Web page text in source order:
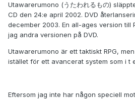
Utawarerumono (うたわれるもの)
CD den 24:e april 2002. DVD
december 2003. En all-ages version till
jag andra versionen på DVD.
Utawarerumono är ett taktiskt RPG,
istället för ett avancerat system som i t
Eftersom jag inte har någon speciell